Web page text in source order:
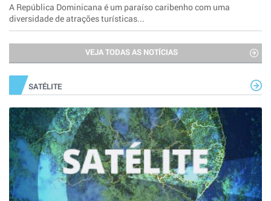
A República Dominicana é um paraíso caribenho com uma
diversidade de atrações turísticas...
VEJA TODAS AS NOTÍCIAS
SATÉLITE